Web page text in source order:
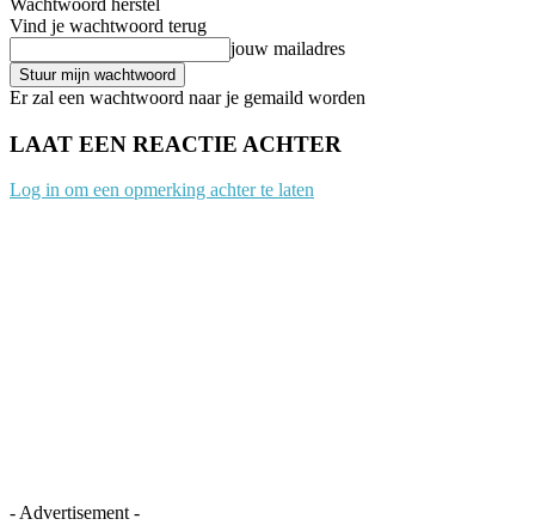
Vind je wachtwoord terug
jouw mailadres
Er zal een wachtwoord naar je gemaild worden
LAAT EEN REACTIE ACHTER
Log in om een opmerking achter te laten
- Advertisement -